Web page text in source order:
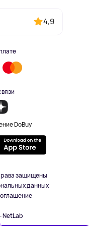
4,9
DoBuy
защищены
данных
NetLab